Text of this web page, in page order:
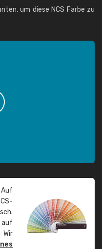
um diese NCS Farbe zu
auf